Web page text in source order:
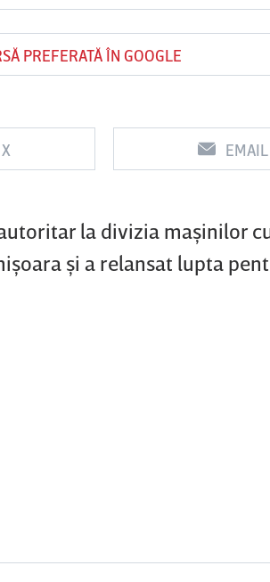
PREFERATĂ ÎN GOOGLE
X EMAIL
la divizia maşinilor
şi a relansat lupta
UTA Arad
Vs
Rapid